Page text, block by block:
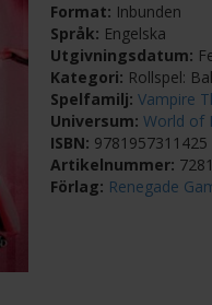
Format: Inbunden
Språk: Engelska
Utgivningsdatum:
Kategori: Rollspel:
Spelfamilj:Vampire
Universum:World of
ISBN: 9781957311425
Artikelnummer:
Förlag: Renegade